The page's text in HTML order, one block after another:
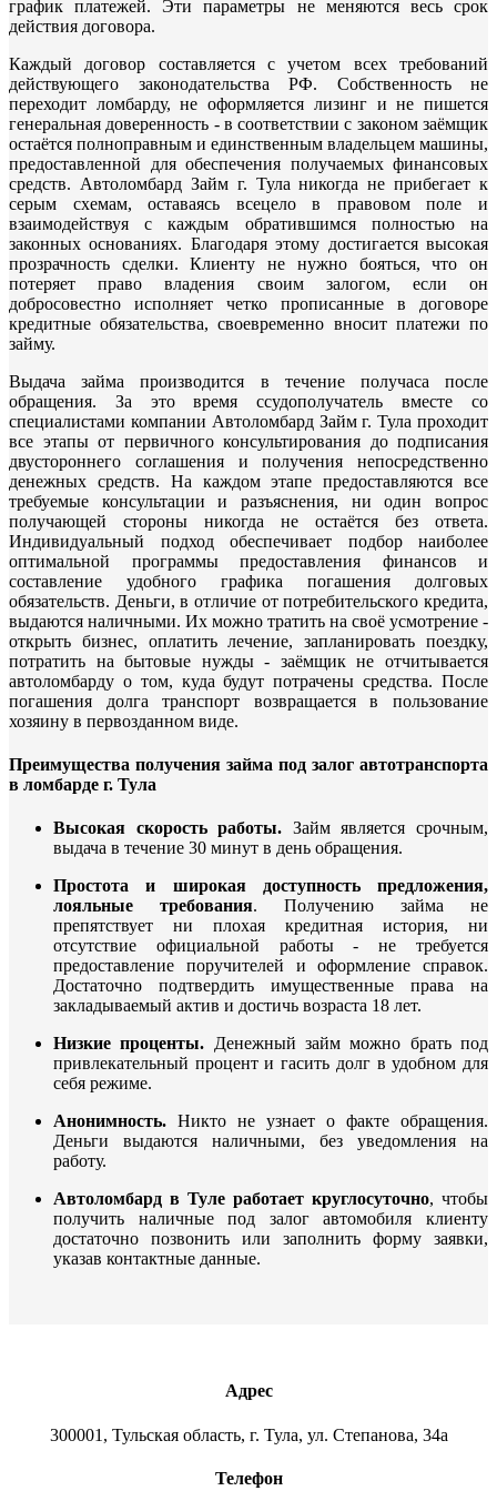
график платежей. Эти параметры не меняются весь срок
действия договора.
Каждый договор составляется с учетом всех требований
действующего законодательства РФ. Собственность не
переходит ломбарду, не оформляется лизинг и не пишется
генеральная доверенность - в соответствии с законом заёмщик
остаётся полноправным и единственным владельцем машины,
предоставленной для обеспечения получаемых финансовых
средств. Автоломбард Займ г. Тула никогда не прибегает к
серым схемам, оставаясь всецело в правовом поле и
взаимодействуя с каждым обратившимся полностью на
законных основаниях. Благодаря этому достигается высокая
прозрачность сделки. Клиенту не нужно бояться, что он
потеряет право владения своим залогом, если он
добросовестно исполняет четко прописанные в договоре
кредитные обязательства, своевременно вносит платежи по
займу.
Выдача займа производится в течение получаса после
обращения. За это время ссудополучатель вместе со
специалистами компании Автоломбард Займ г. Тула проходит
все этапы от первичного консультирования до подписания
двустороннего соглашения и получения непосредственно
денежных средств. На каждом этапе предоставляются все
требуемые консультации и разъяснения, ни один вопрос
получающей стороны никогда не остаётся без ответа.
Индивидуальный подход обеспечивает подбор наиболее
оптимальной программы предоставления финансов и
составление удобного графика погашения долговых
обязательств. Деньги, в отличие от потребительского кредита,
выдаются наличными. Их можно тратить на своё усмотрение -
открыть бизнес, оплатить лечение, запланировать поездку,
потратить на бытовые нужды - заёмщик не отчитывается
автоломбарду о том, куда будут потрачены средства. После
погашения долга транспорт возвращается в пользование
хозяину в первозданном виде.
Преимущества получения займа под залог автотранспорта
в ломбарде г. Тула
Высокая скорость работы. Займ является срочным,
выдача в течение 30 минут в день обращения.
Простота и широкая доступность предложения,
лояльные требования. Получению займа не
препятствует ни плохая кредитная история, ни
отсутствие официальной работы - не требуется
предоставление поручителей и оформление справок.
Достаточно подтвердить имущественные права на
закладываемый актив и достичь возраста 18 лет.
Низкие проценты. Денежный займ можно брать под
привлекательный процент и гасить долг в удобном для
себя режиме.
Анонимность. Никто не узнает о факте обращения.
Деньги выдаются наличными, без уведомления на
работу.
Автоломбард в Туле работает круглосуточно, чтобы
получить наличные под залог автомобиля клиенту
достаточно позвонить или заполнить форму заявки,
указав контактные данные.
Адрес
300001, Тульская область, г. Тула, ул. Степанова, 34а
Телефон